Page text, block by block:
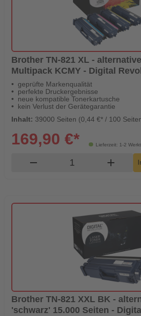
Brother TN-821 XL -
Multipack KCMY - Digital
geprüfte Markenqualität
perfekte Druckergebnisse
neue kompatible Tonerkartusche
kein Verlust der Gerätegarantie
Inhalt: 39000 Seiten (0,44 €* / 100
Lieferzeit: 1-2
169,90 €*
remove Produkt add
Brother TN-821 XXL BK -
'schwarz' 15.000 Seiten -